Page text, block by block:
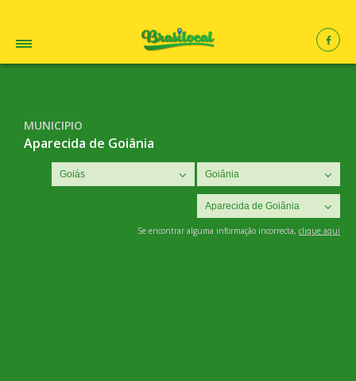
MUNICIPIO
Aparecida de Goiânia
Se encontrar alguma informação incorrecta, clique aqui